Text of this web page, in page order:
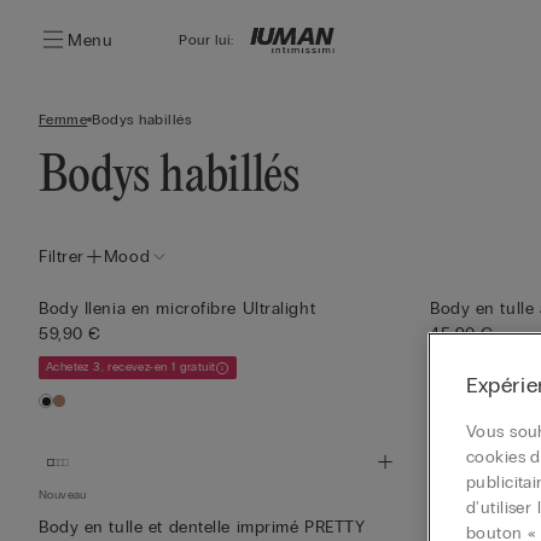
Menu Pour lui:
Femme Bodys habillés
Bodys habillés
Filtrer Mood
Body Ilenia en microfibre Ultralight
59,90 €
Achetez 3, recevez-en 1 gratuit
Body en tulle
45,90 €
Nouveau
Body en tulle et dentelle imprimé PRETTY
Body à
Bamb...
Vous
cookies
d'utiliser
bouton «